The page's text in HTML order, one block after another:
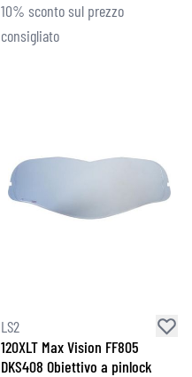
10% sconto sul prezzo
consigliato
LS2
120XLT Max Vision FF805
DKS408 Obiettivo a pinlock